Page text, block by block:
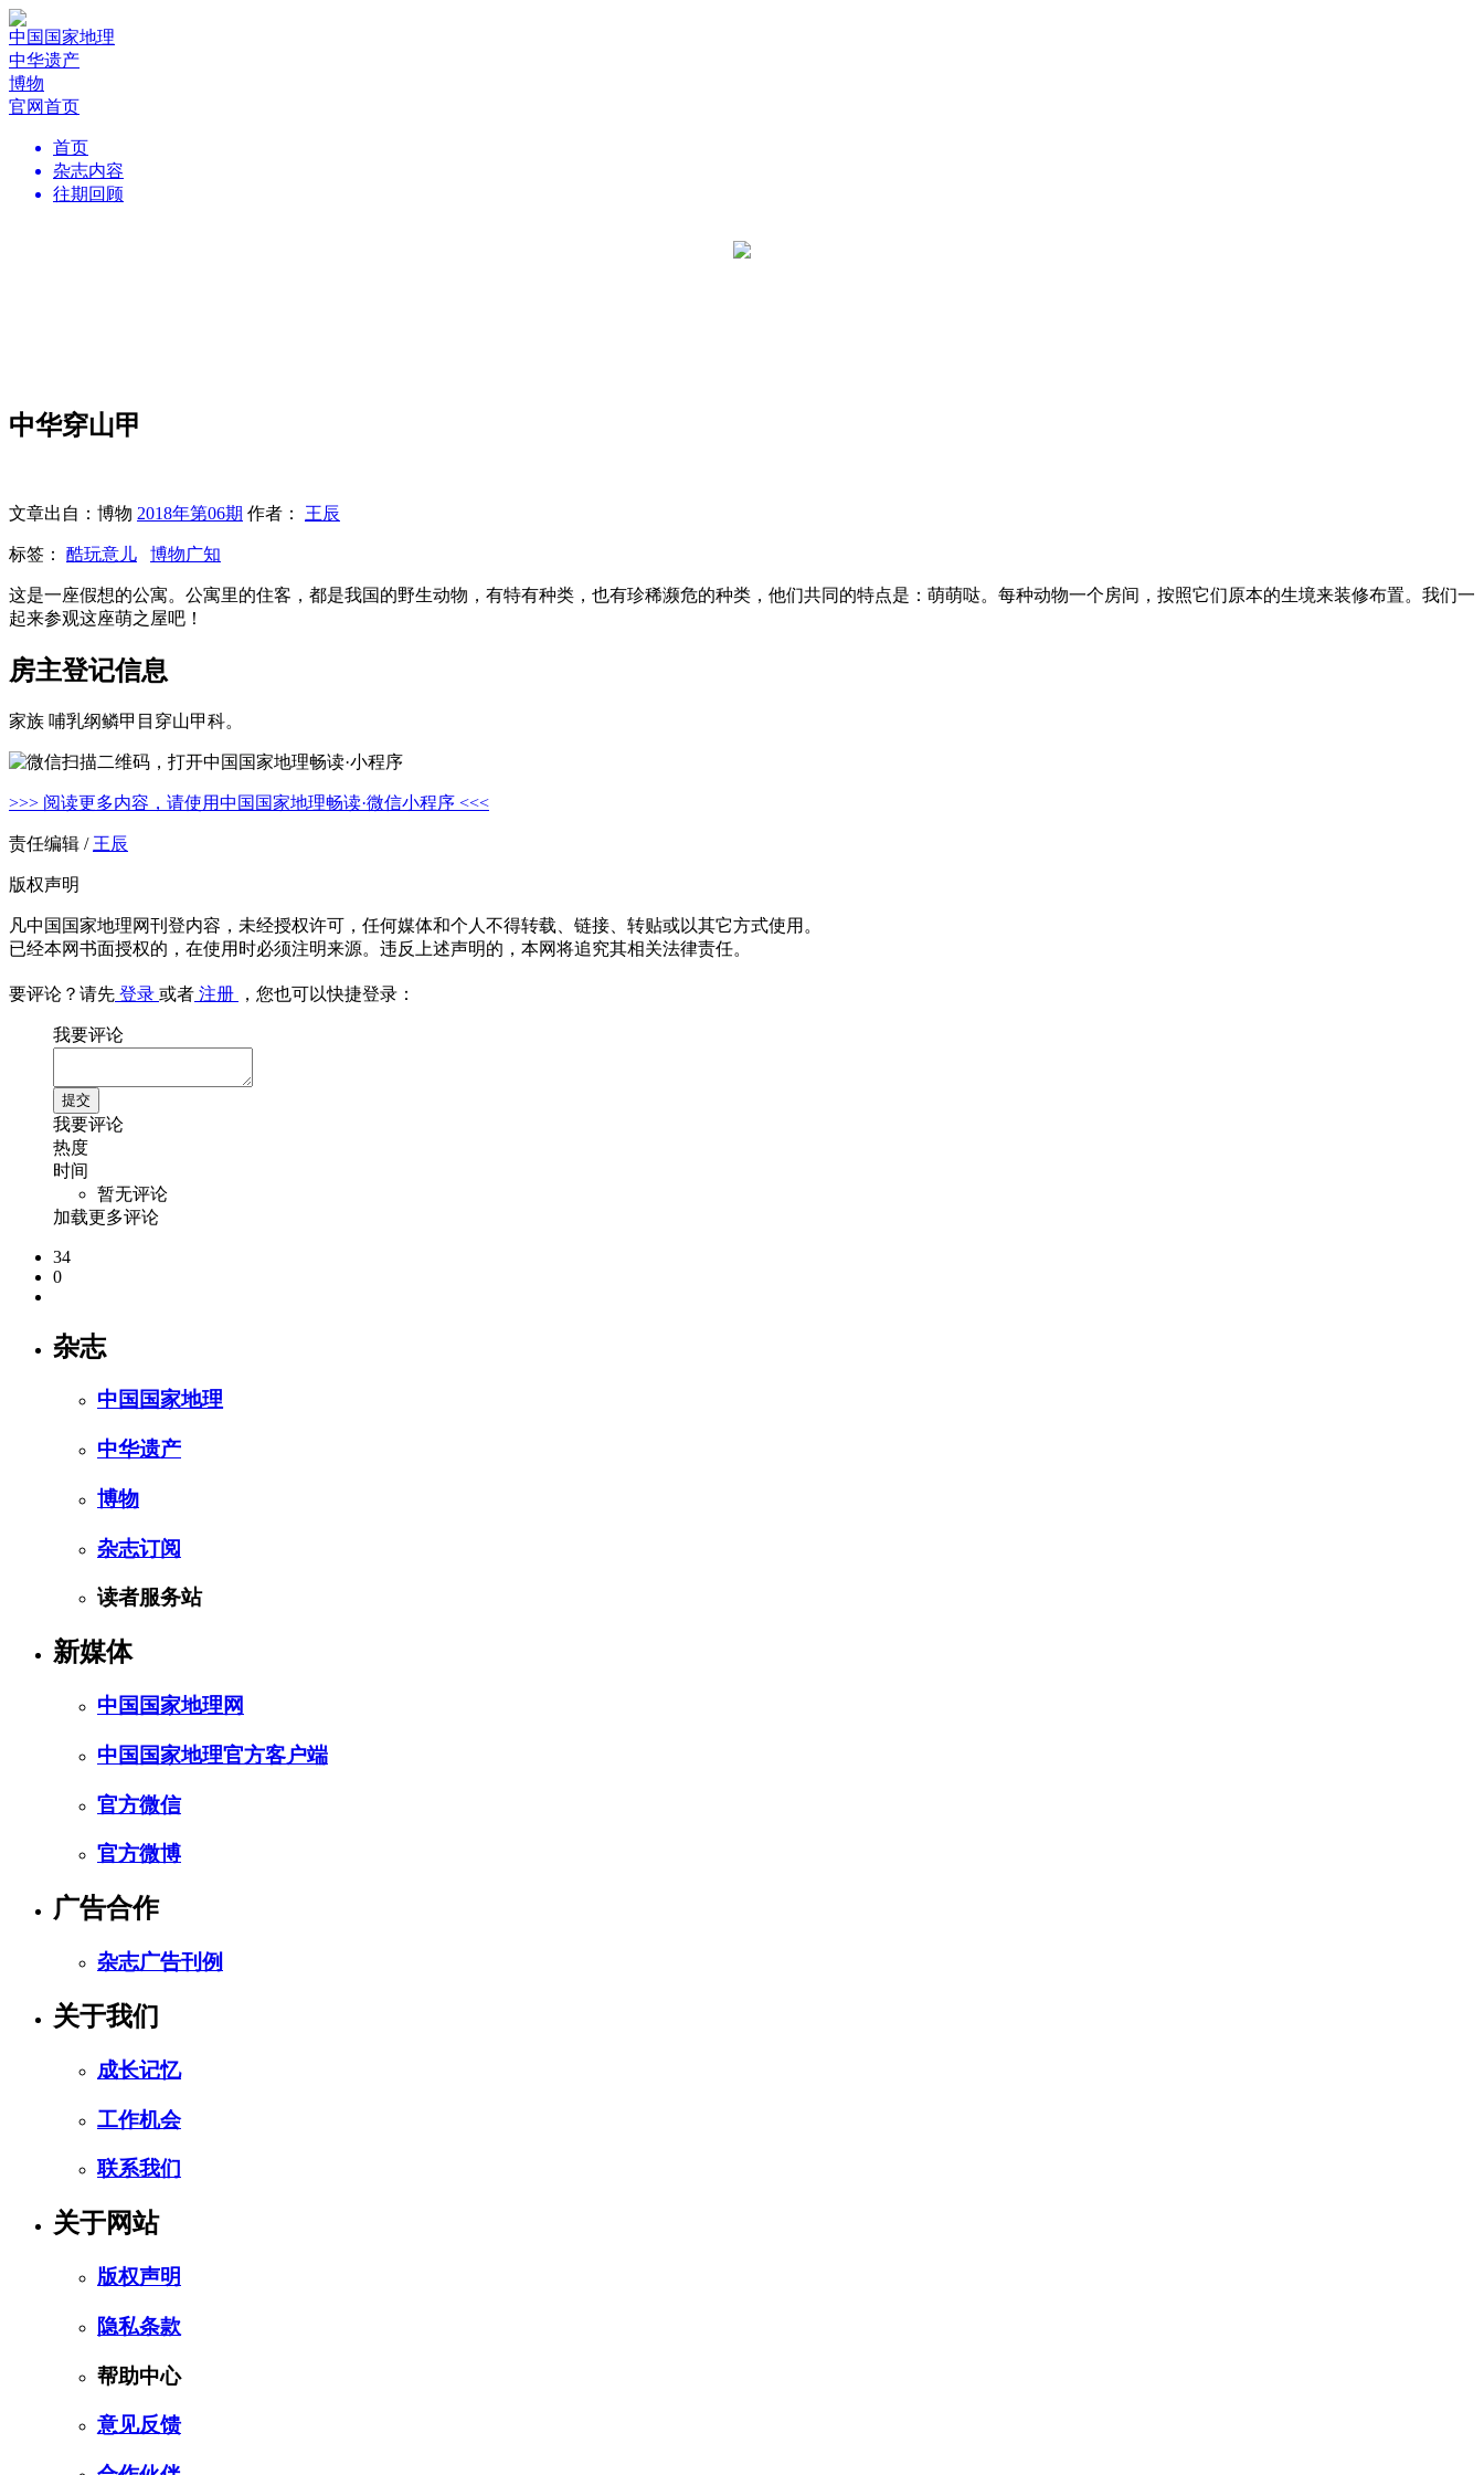
中国国家地理
中华遗产
博物
官网首页
首页
杂志内容
往期回顾
中华穿山甲
文章出自：博物 2018年第06期 作者： 王辰
标签： 酷玩意儿 博物广知
这是一座假想的公寓。公寓里的住客，都是我国的野生动物，有特有种类，也有珍稀濒危的种类，他们共同的特点是：萌萌哒。每种动物一个房间，按照它们原本的生境来装修布置。我们一
起来参观这座萌之屋吧！
房主登记信息
家族 哺乳纲鳞甲目穿山甲科。
>>> 阅读更多内容，请使用中国国家地理畅读·微信小程序 <<<
责任编辑 / 王辰
版权声明
凡中国国家地理网刊登内容，未经授权许可，任何媒体和个人不得转载、链接、转贴或以其它方式使用。
已经本网书面授权的，在使用时必须注明来源。违反上述声明的，本网将追究其相关法律责任。
要评论？请先 登录 或者 注册 ，您也可以快捷登录：
我要评论
我要评论
热度
时间
暂无评论
加载更多评论
34
0
杂志
中国国家地理
中华遗产
博物
杂志订阅
读者服务站
新媒体
中国国家地理网
中国国家地理官方客户端
官方微信
官方微博
广告合作
杂志广告刊例
关于我们
成长记忆
工作机会
联系我们
关于网站
版权声明
隐私条款
帮助中心
意见反馈